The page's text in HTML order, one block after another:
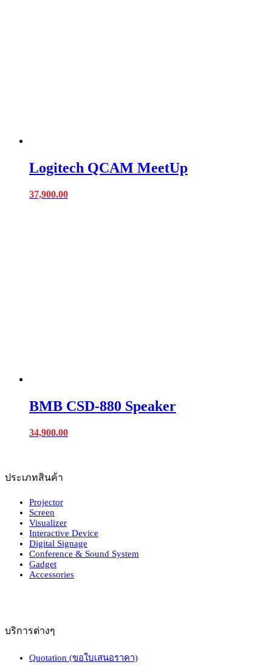
Logitech QCAM MeetUp
37,900.00
BMB CSD-880 Speaker
34,900.00
ประเภทสินค้า
Projector
Screen
Visualizer
Interactive Device
Digital Signage
Conference & Sound System
Gadget
Accessories
บริการต่างๆ
Quotation (ขอใบเสนอราคา)